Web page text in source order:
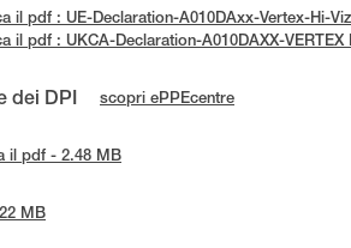
il pdf : UE-Declaration-A010DAxx-Vertex-Hi-
il pdf : UKCA-Declaration-A010DAXX-
dei DPI scopri ePPEcentre
il pdf - 2.48 MB
MB